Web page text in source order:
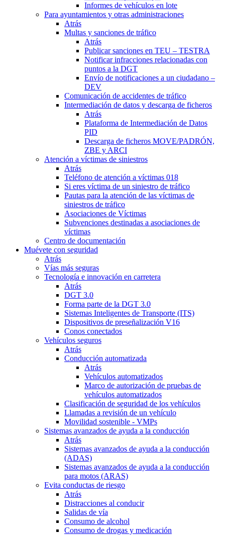
Informes de vehículos en lote
Para ayuntamientos y otras administraciones
Atrás
Multas y sanciones de tráfico
Atrás
Publicar sanciones en TEU – TESTRA
Notificar infracciones relacionadas con
puntos a la DGT
Envío de notificaciones a un ciudadano –
DEV
Comunicación de accidentes de tráfico
Intermediación de datos y descarga de ficheros
Atrás
Plataforma de Intermediación de Datos
PID
Descarga de ficheros MOVE/PADRÓN,
ZBE y ARCI
Atención a víctimas de siniestros
Atrás
Teléfono de atención a víctimas 018
Si eres víctima de un siniestro de tráfico
Pautas para la atención de las víctimas de
siniestros de tráfico
Asociaciones de Víctimas
Subvenciones destinadas a asociaciones de
víctimas
Centro de documentación
Muévete con seguridad
Atrás
Vías más seguras
Tecnología e innovación en carretera
Atrás
DGT 3.0
Forma parte de la DGT 3.0
Sistemas Inteligentes de Transporte (ITS)
Dispositivos de preseñalización V16
Conos conectados
Vehículos seguros
Atrás
Conducción automatizada
Atrás
Vehículos automatizados
Marco de autorización de pruebas de
vehículos automatizados
Clasificación de seguridad de los vehículos
Llamadas a revisión de un vehículo
Movilidad sostenible - VMPs
Sistemas avanzados de ayuda a la conducción
Atrás
Sistemas avanzados de ayuda a la conducción
(ADAS)
Sistemas avanzados de ayuda a la conducción
para motos (ARAS)
Evita conductas de riesgo
Atrás
Distracciones al conducir
Salidas de vía
Consumo de alcohol
Consumo de drogas y medicación